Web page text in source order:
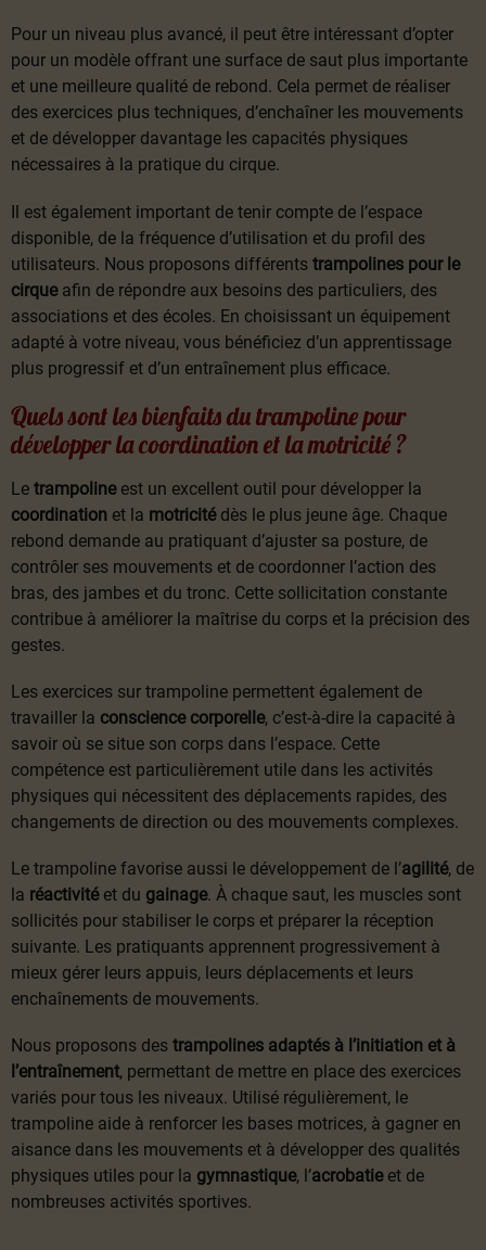
Pour un niveau plus avancé, il peut être intéressant d’opter
pour un modèle offrant une surface de saut plus importante
et une meilleure qualité de rebond. Cela permet de réaliser
des exercices plus techniques, d’enchaîner les mouvements
et de développer davantage les capacités physiques
nécessaires à la pratique du cirque.
Il est également important de tenir compte de l’espace
disponible, de la fréquence d’utilisation et du profil des
utilisateurs. Nous proposons différents trampolines pour le
cirqueafin de répondre aux besoins des particuliers, des
associations et des écoles. En choisissant un équipement
adapté à votre niveau, vous bénéficiez d’un apprentissage
plus progressif et d’un entraînement plus efficace.
Quels sont les bienfaits du trampoline pour
développer la coordination et la motricité ?
Le trampolineest un excellent outil pour développer la
coordination et la motricitédès le plus jeune âge. Chaque
rebond demande au pratiquant d’ajuster sa posture, de
contrôler ses mouvements et de coordonner l’action des
bras, des jambes et du tronc. Cette sollicitation constante
contribue à améliorer la maîtrise du corps et la précision des
gestes.
Les exercices sur trampoline permettent également de
travailler la conscience corporelle, c’est-à-dire la capacité à
savoir où se situe son corps dans l’espace. Cette
compétence est particulièrement utile dans les activités
physiques qui nécessitent des déplacements rapides, des
changements de direction ou des mouvements complexes.
Le trampoline favorise aussi le développement de l’agilité, de
la réactivitéet du gainage. À chaque saut, les muscles sont
sollicités pour stabiliser le corps et préparer la réception
suivante. Les pratiquants apprennent progressivement à
mieux gérer leurs appuis, leurs déplacements et leurs
enchaînements de mouvements.
Nous proposons des trampolines adaptés à l’initiation et à
l’entraînement, permettant de mettre en place des exercices
variés pour tous les niveaux. Utilisé régulièrement, le
trampoline aide à renforcer les bases motrices, à gagner en
aisance dans les mouvements et à développer des qualités
physiques utiles pour la gymnastique, l’acrobatieet de
nombreuses activités sportives.